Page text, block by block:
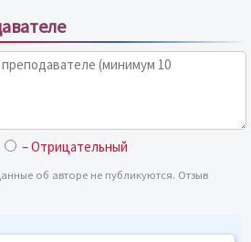
– Отрицательный
об авторе не публикуются. Отзыв